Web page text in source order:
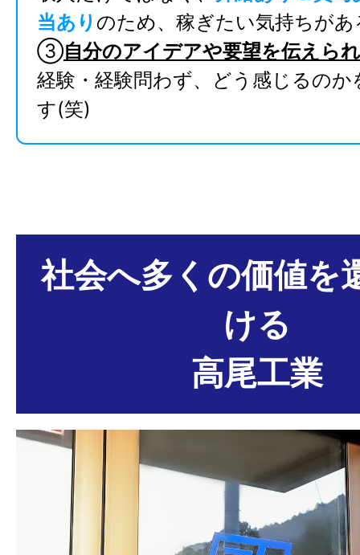
当あり のため、稼ぎたい気持ちがあ
③自分のアイデアや要望を伝えら
経験・経験問わず、どう感じるのか
す(笑)
社会へ多くの価値を
ける
高尾工業